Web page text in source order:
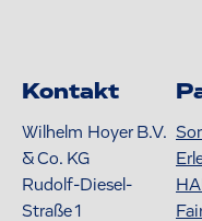
Kontakt
Wilhelm Hoyer B.V.
& Co. KG
Rudolf-Diesel-
Straße 1